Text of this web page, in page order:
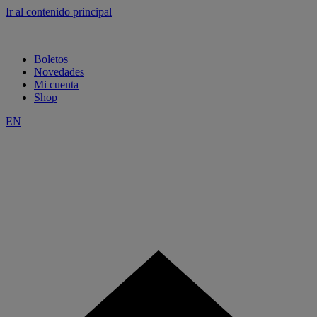
Ir al contenido principal
Boletos
Novedades
Mi cuenta
Shop
EN